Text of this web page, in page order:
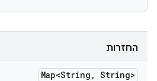
החזרות
Map<String , String>